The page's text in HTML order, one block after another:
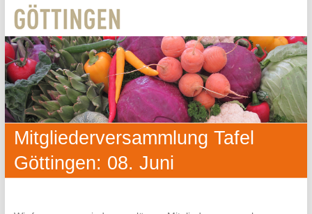
Mitgliederversammlung Tafel
Göttingen: 08. Juni